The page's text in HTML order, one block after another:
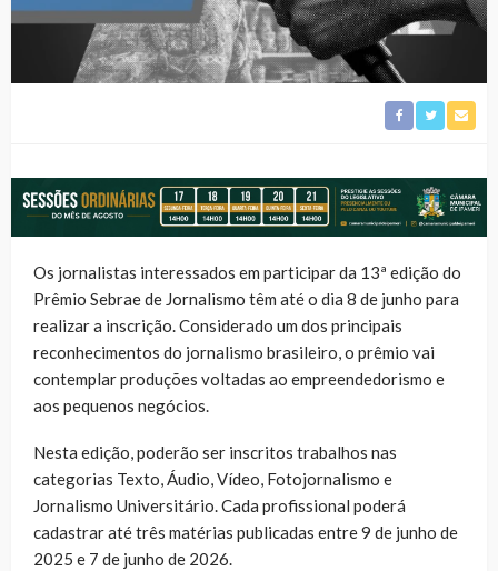
Os jornalistas interessados em participar da 13ª edição do
Prêmio Sebrae de Jornalismo têm até o dia 8 de junho para
realizar a inscrição. Considerado um dos principais
reconhecimentos do jornalismo brasileiro, o prêmio vai
contemplar produções voltadas ao empreendedorismo e
aos pequenos negócios.
Nesta edição, poderão ser inscritos trabalhos nas
categorias Texto, Áudio, Vídeo, Fotojornalismo e
Jornalismo Universitário. Cada profissional poderá
cadastrar até três matérias publicadas entre 9 de junho de
2025 e 7 de junho de 2026.